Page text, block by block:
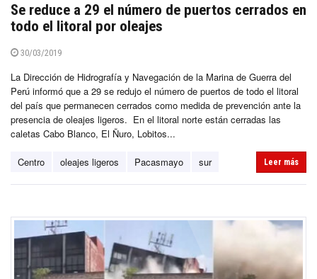
Se reduce a 29 el número de puertos cerrados en
todo el litoral por oleajes
30/03/2019
La Dirección de Hidrografía y Navegación de la Marina de Guerra del
Perú informó que a 29 se redujo el número de puertos de todo el litoral
del país que permanecen cerrados como medida de prevención ante la
presencia de oleajes ligeros. En el litoral norte están cerradas las
caletas Cabo Blanco, El Ñuro, Lobitos...
Centro oleajes ligeros Pacasmayo sur Leer más